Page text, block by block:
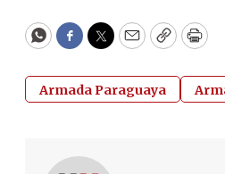
WhatsApp
Facebook
Twitter
EmailCopyPrint
Armada Paraguaya